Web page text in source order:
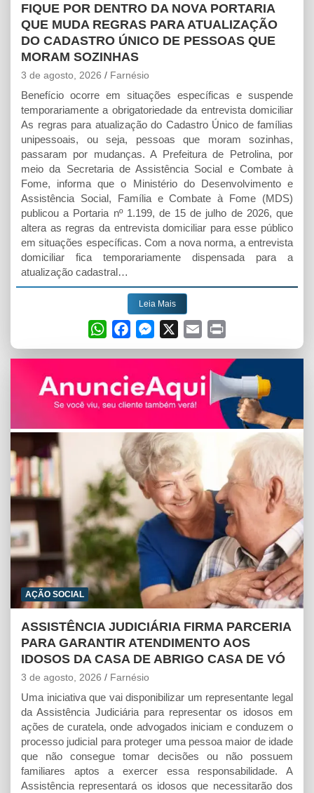
FIQUE POR DENTRO DA NOVA PORTARIA
QUE MUDA REGRAS PARA ATUALIZAÇÃO
DO CADASTRO ÚNICO DE PESSOAS QUE
MORAM SOZINHAS
3 de agosto, 2026 Farnésio
Benefício ocorre em situações específicas e suspende
temporariamente a obrigatoriedade da entrevista domiciliar
As regras para atualização do Cadastro Único de famílias
unipessoais, ou seja, pessoas que moram sozinhas,
passaram por mudanças. A Prefeitura de Petrolina, por
meio da Secretaria de Assistência Social e Combate à
Fome, informa que o Ministério do Desenvolvimento e
Assistência Social, Família e Combate à Fome (MDS)
publicou a Portaria nº 1.199, de 15 de julho de 2026, que
altera as regras da entrevista domiciliar para esse público
em situações específicas. Com a nova norma, a entrevista
domiciliar fica temporariamente dispensada para a
atualização cadastral…
W
h
t
s
a
e
b
o
k
e
s
e
g
e
r
m
i
r
i
n
t
Leia Mais
AÇÃO SOCIAL
ASSISTÊNCIA JUDICIÁRIA FIRMA PARCERIA
PARA GARANTIR ATENDIMENTO AOS
IDOSOS DA CASA DE ABRIGO CASA DE VÓ
3 de agosto, 2026 Farnésio
Uma iniciativa que vai disponibilizar um representante legal
da Assistência Judiciária para representar os idosos em
ações de curatela, onde advogados iniciam e conduzem o
processo judicial para proteger uma pessoa maior de idade
que não consegue tomar decisões ou não possuem
familiares aptos a exercer essa responsabilidade. A
Assistência representará os idosos que necessitarão dos